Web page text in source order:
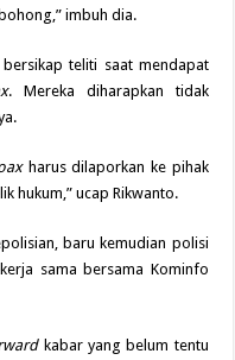
imbuh dia.
teliti saat mendapat
. Mereka diharapkan tidak
harus dilaporkan ke pihak
hukum,” ucap Rikwanto.
baru kemudian polisi
sama bersama Kominfo
kabar yang belum tentu